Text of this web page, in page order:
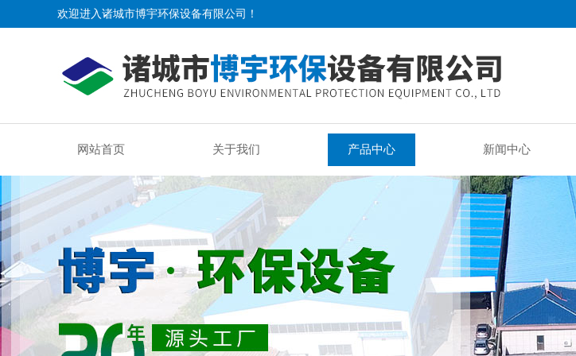
欢迎进入诸城市博宇环保设备有限公司！
网站首页 关于我们 产品中心 新闻中心